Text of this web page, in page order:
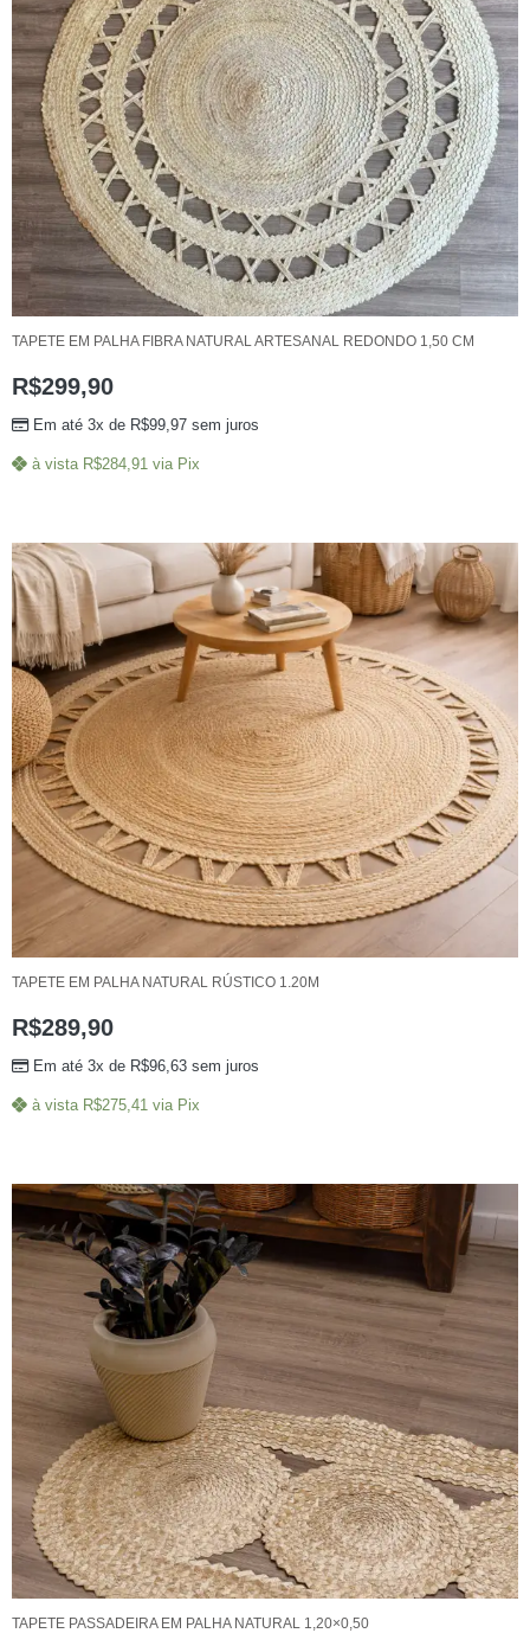
TAPETE EM PALHA FIBRA NATURAL ARTESANAL REDONDO 1,50 CM
R$299,90
Em até 3x de R$99,97 sem juros
à vista R$284,91 via Pix
TAPETE EM PALHA NATURAL RÚSTICO 1.20M
R$289,90
Em até 3x de R$96,63 sem juros
à vista R$275,41 via Pix
TAPETE PASSADEIRA EM PALHA NATURAL 1,20×0,50